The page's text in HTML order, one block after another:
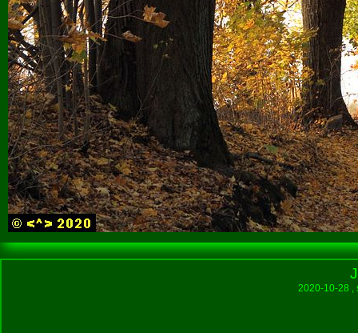
2020-10-28 ,